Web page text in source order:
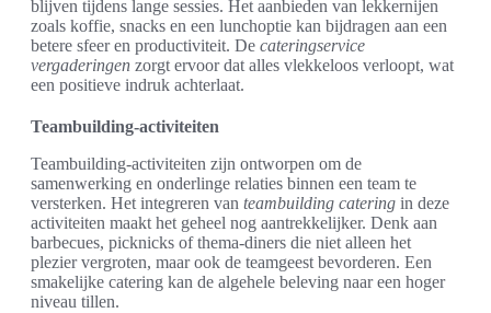
blijven tijdens lange sessies. Het aanbieden van lekkernijen
zoals koffie, snacks en een lunchoptie kan bijdragen aan een
betere sfeer en productiviteit. De cateringservice
vergaderingen zorgt ervoor dat alles vlekkeloos verloopt, wat
een positieve indruk achterlaat.
Teambuilding-activiteiten
Teambuilding-activiteiten zijn ontworpen om de
samenwerking en onderlinge relaties binnen een team te
versterken. Het integreren van teambuilding catering in deze
activiteiten maakt het geheel nog aantrekkelijker. Denk aan
barbecues, picknicks of thema-diners die niet alleen het
plezier vergroten, maar ook de teamgeest bevorderen. Een
smakelijke catering kan de algehele beleving naar een hoger
niveau tillen.